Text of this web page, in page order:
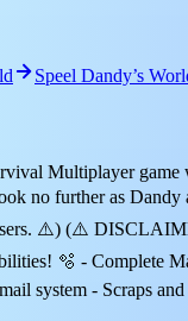
Speel Dandy’s
Multiplayer
no further as
⚠️) (⚠️
🫧 - Complete
system - Scraps